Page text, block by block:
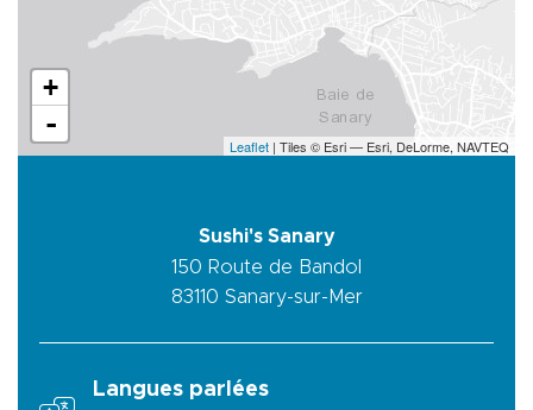
+
-
Leaflet | Tiles © Esri — Esri, DeLorme, NAVTEQ
Sushi's Sanary
150 Route de Bandol
83110 Sanary-sur-Mer
Langues parlées